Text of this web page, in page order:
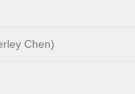
Chen)